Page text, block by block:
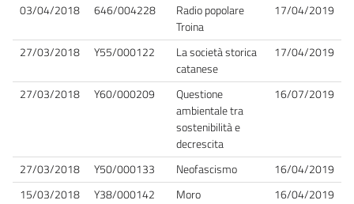
03/04/2018 646/004228
Radio popolare
Troina
17/04/2019
27/03/2018 Y55/000122
La società storica
catanese
17/04/2019
27/03/2018 Y60/000209
Questione
ambientale tra
sostenibilità e
decrescita
16/07/2019
27/03/2018 Y50/000133 Neofascismo
16/04/2019
15/03/2018
Y38/000142 Moro
16/04/2019